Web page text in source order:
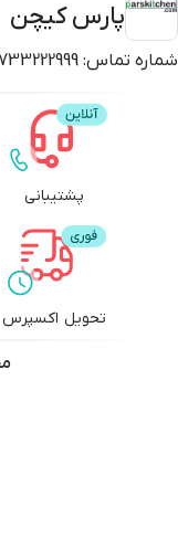
پارس کیچن
شماره تماس:
پشتیبانی
تحویل اکسپرس